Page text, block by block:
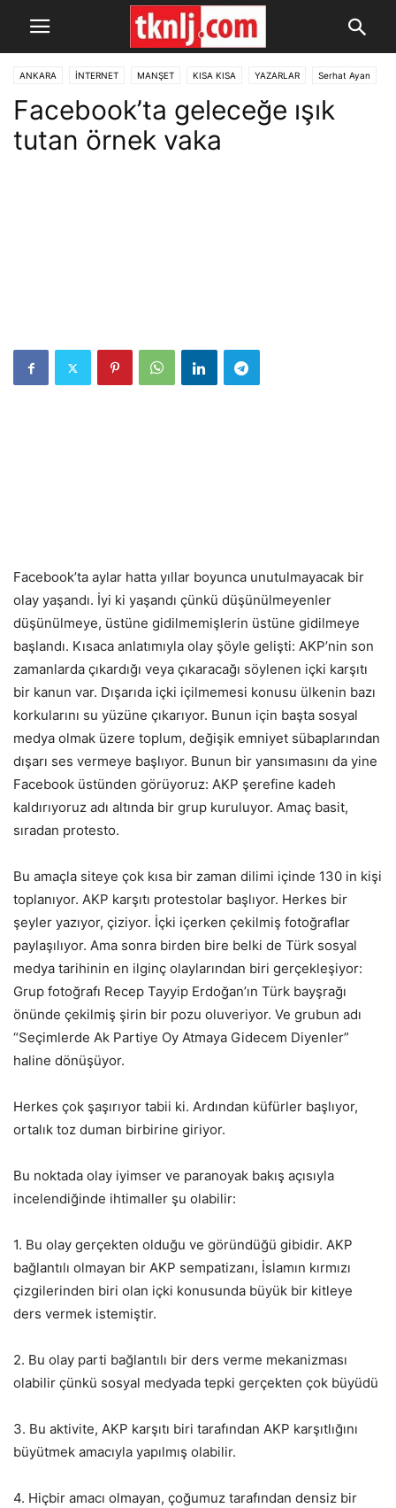
ANKARA İNTERNET MANŞET KISA KISA YAZARLAR Serhat Ayan
SOSYAL MEDYA
Facebook’ta geleceğe ışık
tutan örnek vaka
Facebook’ta aylar hatta yıllar boyunca unutulmayacak bir
olay yaşandı. İyi ki yaşandı çünkü düşünülmeyenler
düşünülmeye, üstüne gidilmemişlerin üstüne gidilmeye
başlandı. Kısaca anlatımıyla olay şöyle gelişti: AKP’nin son
zamanlarda çıkardığı veya çıkaracağı söylenen içki karşıtı
bir kanun var. Dışarıda içki içilmemesi konusu ülkenin bazı
korkularını su yüzüne çıkarıyor. Bunun için başta sosyal
medya olmak üzere toplum, değişik emniyet sübaplarından
dışarı ses vermeye başlıyor. Bunun bir yansımasını da yine
Facebook üstünden görüyoruz: AKP şerefine kadeh
kaldırıyoruz adı altında bir grup kuruluyor. Amaç basit,
sıradan protesto.
Bu amaçla siteye çok kısa bir zaman dilimi içinde 130 in kişi
toplanıyor. AKP karşıtı protestolar başlıyor. Herkes bir
şeyler yazıyor, çiziyor. İçki içerken çekilmiş fotoğraflar
paylaşılıyor. Ama sonra birden bire belki de Türk sosyal
medya tarihinin en ilginç olaylarından biri gerçekleşiyor:
Grup fotoğrafı Recep Tayyip Erdoğan’ın Türk bayşrağı
önünde çekilmiş şirin bir pozu oluveriyor. Ve grubun adı
“Seçimlerde Ak Partiye Oy Atmaya Gidecem Diyenler”
haline dönüşüyor.
Herkes çok şaşırıyor tabii ki. Ardından küfürler başlıyor,
ortalık toz duman birbirine giriyor.
Bu noktada olay iyimser ve paranoyak bakış açısıyla
incelendiğinde ihtimaller şu olabilir:
1. Bu olay gerçekten olduğu ve göründüğü gibidir. AKP
bağlantılı olmayan bir AKP sempatizanı, İslamın kırmızı
çizgilerinden biri olan içki konusunda büyük bir kitleye
ders vermek istemiştir.
2. Bu olay parti bağlantılı bir ders verme mekanizması
olabilir çünkü sosyal medyada tepki gerçekten çok büyüdü
3. Bu aktivite, AKP karşıtı biri tarafından AKP karşıtlığını
büyütmek amacıyla yapılmış olabilir.
4. Hiçbir amacı olmayan, çoğumuz tarafından densiz bir